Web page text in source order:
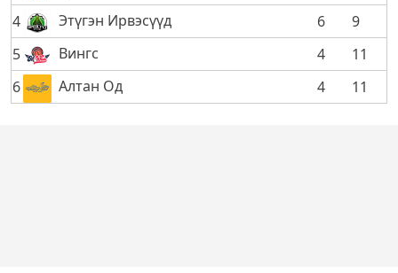
4
Этүгэн Ирвэсүүд 6
9
5
Вингс 4
11
6
Алтан Од 4 11